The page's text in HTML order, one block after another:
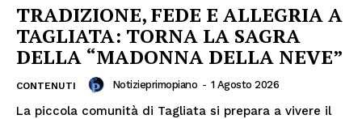
TRADIZIONE, FEDE E ALLEGRIA A
TAGLIATA: TORNA LA SAGRA
DELLA “MADONNA DELLA NEVE”
CONTENUTI Notizieprimopiano - 1 Agosto 2026
La piccola comunità di Tagliata si prepara a vivere il